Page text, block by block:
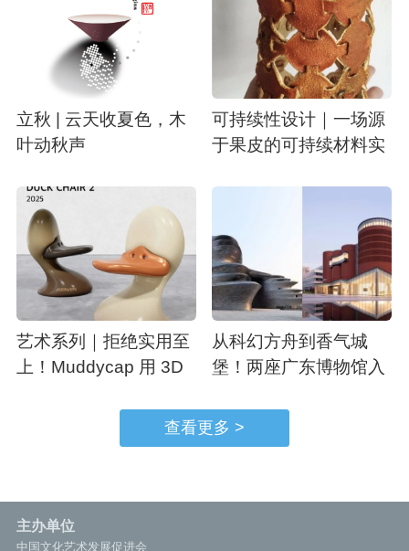
立秋 | 云天收夏色，木
叶动秋声
可持续性设计｜一场源
于果皮的可持续材料实
艺术系列｜拒绝实用至
上！Muddycap 用 3D
从科幻方舟到香气城
堡！两座广东博物馆入
馆
查看更多 >
主办单位
中国文化艺术发展促进会